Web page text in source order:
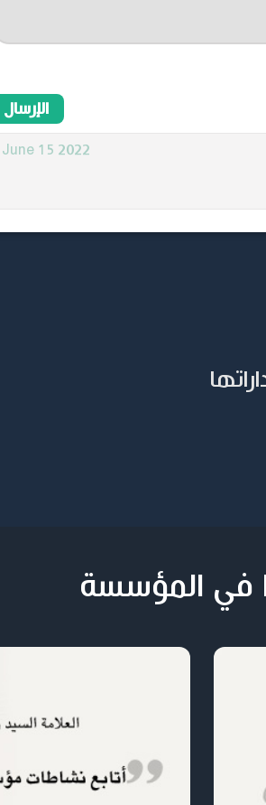
2022 June 15
في المؤسسة